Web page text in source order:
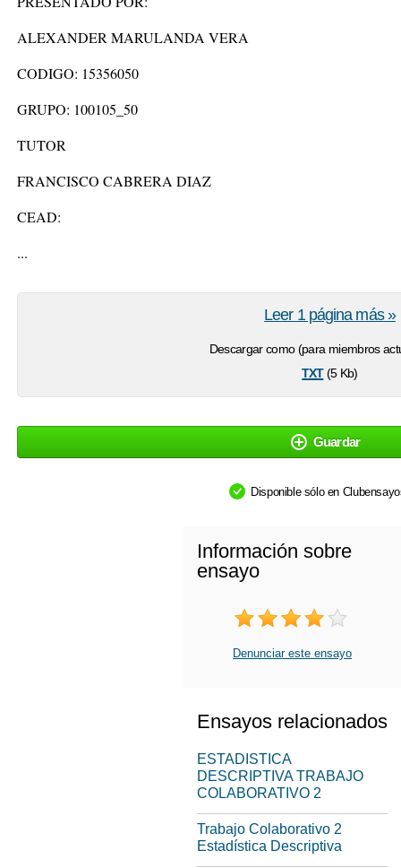
ALEXANDER MARULANDA VERA
CODIGO: 15356050
GRUPO: 100105_50
TUTOR
FRANCISCO CABRERA DIAZ
CEAD:
...
Descargar como (para miembros
txt(5 Kb)
Leer 1 página más »
Guardar
Disponible sólo en
Información sobre
ensayo
Denunciar este ensayo
Ensayos relacionados
ESTADISTICA
DESCRIPTIVA TRABAJO
COLABORATIVO 2
Trabajo Colaborativo 2
Estadística Descriptiva